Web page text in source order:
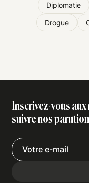
Diplomatie
Drogue
Inscrivez-vous
suivre nos